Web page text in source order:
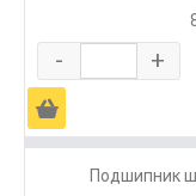
- +
Ä
Подшипник